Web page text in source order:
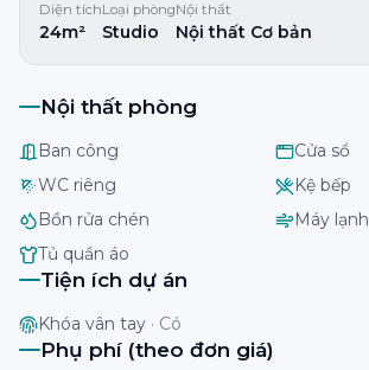
Diện tích
24m²
Loại phòng
Studio
Nội thất
Nội thất Cơ bản
Nội thất phòng
Ban công
Cửa sổ
WC riêng
Kệ bếp
Bồn rửa chén
Máy lạnh
Tủ quần áo
Tiện ích dự án
Khóa vân tay · Có
Phụ phí (theo đơn giá)